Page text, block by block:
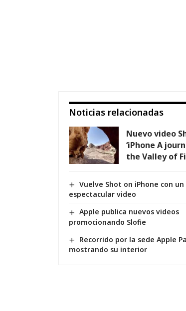
Noticias relacionadas
Nuevo video
‘iPhone A
the Valley of
Vuelve Shot on iPhone con un
espectacular video
Apple publica nuevos videos
promocionando Slofie
Recorrido por la sede Apple
mostrando su interior